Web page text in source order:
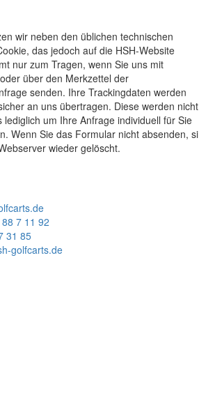
wir neben den üblichen technischen
das jedoch auf die HSH-Website
nur zum Tragen, wenn Sie uns mit
über den Merkzettel der
senden. Ihre Trackingdaten werden
an uns übertragen. Diese werden nicht
um Ihre Anfrage individuell für Sie
Wenn Sie das Formular nicht absenden,
wieder gelöscht.
7 11 92
31 85
golfcarts.de